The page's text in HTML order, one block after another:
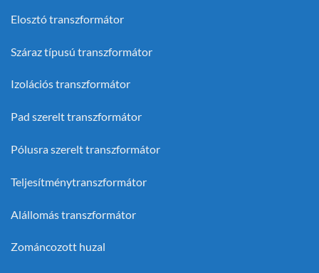
Elosztó transzformátor
Száraz típusú transzformátor
Izolációs transzformátor
Pad szerelt transzformátor
Pólusra szerelt transzformátor
Teljesítménytranszformátor
Alállomás transzformátor
Zománcozott huzal